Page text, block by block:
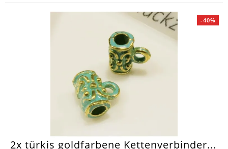
-40%
2x türkis goldfarbene Kettenverbinder...